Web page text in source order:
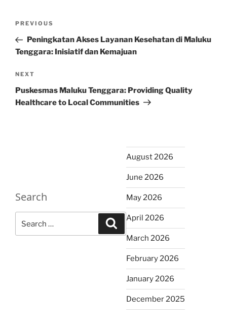
Previous
Post
PREVIOUS
Peningkatan Akses Layanan Kesehatan di Maluku
Tenggara: Inisiatif dan Kemajuan
Next
Post
NEXT
Puskesmas Maluku Tenggara: Providing Quality
Healthcare to Local Communities
Search
for:
Search
August 2026
June 2026
May 2026
April 2026
March 2026
February 2026
January 2026
December 2025